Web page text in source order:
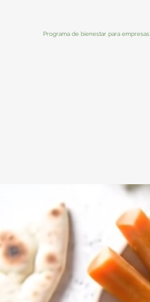
Programa de bienestar para empresas